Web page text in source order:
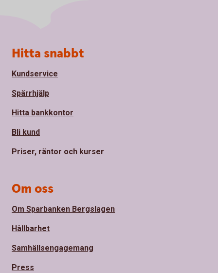
Sidfot
Hitta snabbt
Kundservice
Spärrhjälp
Hitta bankkontor
Bli kund
Priser, räntor och kurser
Om oss
Om Sparbanken Bergslagen
Hållbarhet
Samhällsengagemang
Press